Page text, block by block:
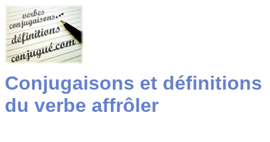
Conjugaisons et définitions
du verbe affrôler